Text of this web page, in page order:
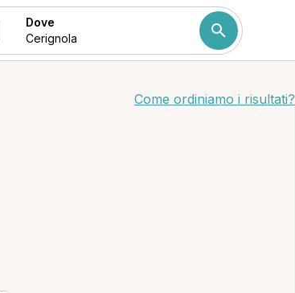
Dove
Come ordiniamo i risultati?